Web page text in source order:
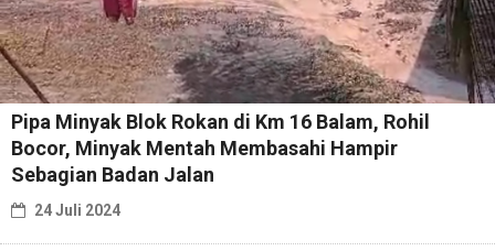
Pipa Minyak Blok Rokan di Km 16 Balam, Rohil
Bocor, Minyak Mentah Membasahi Hampir
Sebagian Badan Jalan
24 Juli 2024